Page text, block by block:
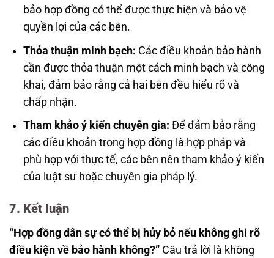
bảo hợp đồng có thể được thực hiện và bảo vệ
quyền lợi của các bên.
Thỏa thuận minh bạch: Các điều khoản bảo hành
cần được thỏa thuận một cách minh bạch và công
khai, đảm bảo rằng cả hai bên đều hiểu rõ và
chấp nhận.
Tham khảo ý kiến chuyên gia: Để đảm bảo rằng
các điều khoản trong hợp đồng là hợp pháp và
phù hợp với thực tế, các bên nên tham khảo ý kiến
của luật sư hoặc chuyên gia pháp lý.
7. Kết luận
“Hợp đồng dân sự có thể bị hủy bỏ nếu không ghi rõ
điều kiện về bảo hành không?” Câu trả lời là không